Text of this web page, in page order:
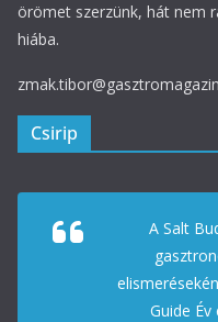
örömet szerzünk, hát nem
hiába.
Csirip
A Salt
Guide